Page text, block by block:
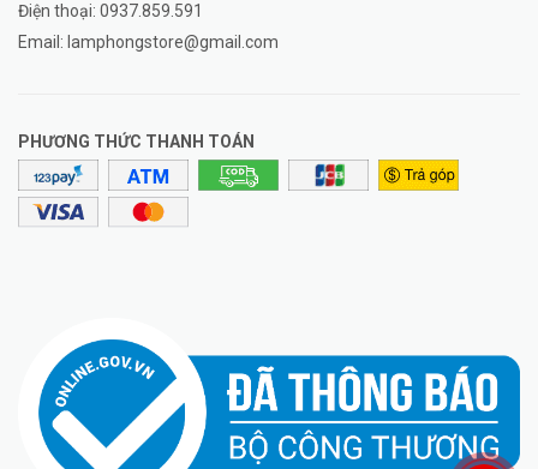
Điện thoại: 0937.859.591
Email: lamphongstore@gmail.com
PHƯƠNG THỨC THANH TOÁN